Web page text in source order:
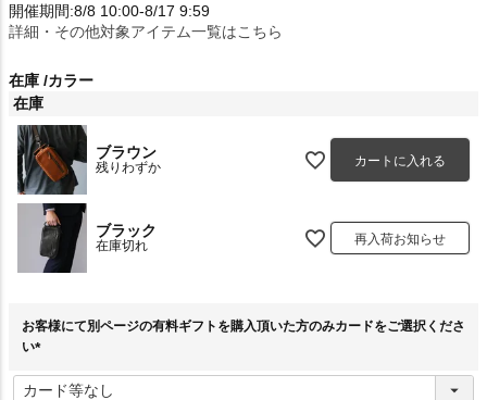
開催期間:8/8 10:00-8/17 9:59
詳細・その他対象アイテム一覧はこちら
在庫 カラー
在庫
ブラウン
残りわずか カートに入れる
ブラック
在庫切れ 再入荷お知らせ
お客様にて別ページの有料ギフトを購入頂いた方のみカードをご選択くださ
い
必